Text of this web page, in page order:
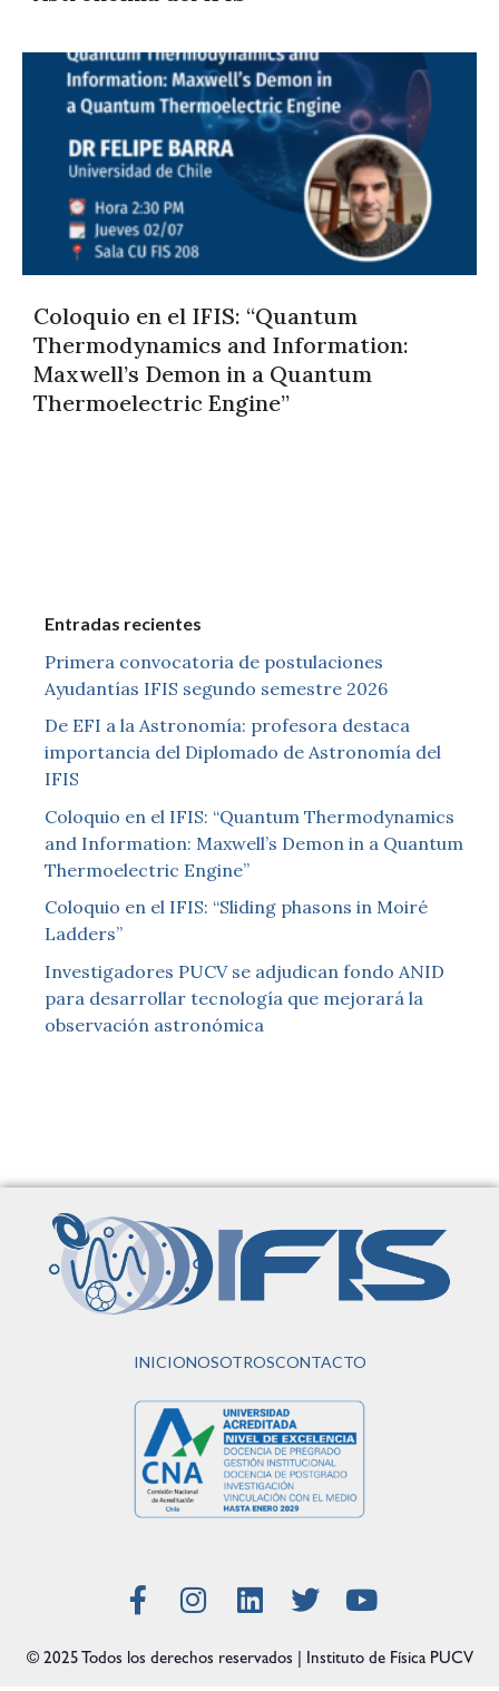
Coloquio en el IFIS: “Quantum
Thermodynamics and Information:
Maxwell’s Demon in a Quantum
Thermoelectric Engine”
Entradas recientes
Primera convocatoria de postulaciones
Ayudantías IFIS segundo semestre 2026
De EFI a la Astronomía: profesora destaca
importancia del Diplomado de Astronomía del
IFIS
Coloquio en el IFIS: “Quantum Thermodynamics
and Information: Maxwell’s Demon in a Quantum
Thermoelectric Engine”
Coloquio en el IFIS: “Sliding phasons in Moiré
Ladders”
Investigadores PUCV se adjudican fondo ANID
para desarrollar tecnología que mejorará la
observación astronómica
INICIONOSOTROSCONTACTO
© 2025 Todos los derechos reservados | Instituto de Física PUCV